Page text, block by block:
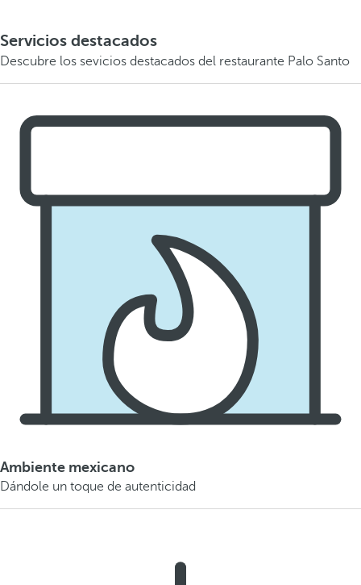
Servicios destacados
Descubre los sevicios destacados del restaurante Palo Santo
Ambiente mexicano
Dándole un toque de autenticidad